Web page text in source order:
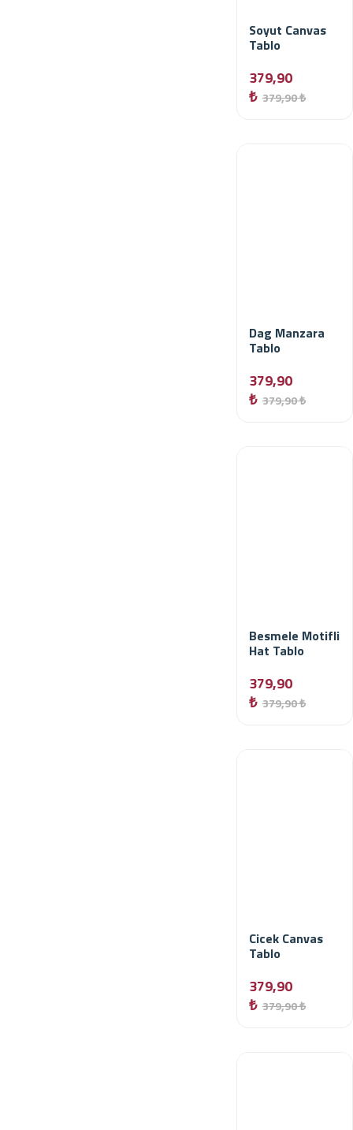
Soyut Canvas
Tablo
379,90
₺ 379,90 ₺
Dag Manzara
Tablo
379,90
₺ 379,90 ₺
Besmele Motifli
Hat Tablo
379,90
₺ 379,90 ₺
Cicek Canvas
Tablo
379,90
₺ 379,90 ₺